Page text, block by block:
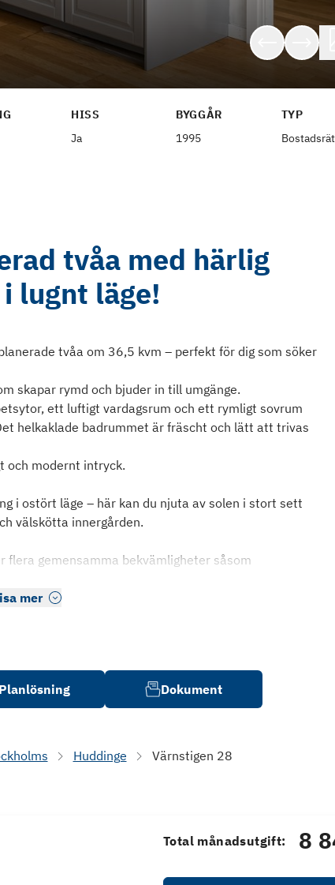
HISS
Ja
BYGGÅR
1995
TYP
tvåa med härlig
lugnt läge!
tvåa om 36,5 kvm – perfekt för dig som söker
skapar rymd och bjuder in till umgänge.
ett luftigt vardagsrum och ett rymligt sovrum
helkaklade badrummet är fräscht och lätt att trivas
och modernt intryck.
i ostört läge – här kan du njuta av solen i stort sett
välskötta innergården.
gemensamma bekvämligheter såsom
mer
Dokument
Huddinge Värnstigen 28
Total månadsutgift: 8